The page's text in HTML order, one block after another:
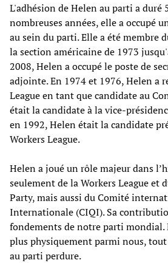
L'adhésion de Helen au parti a duré
nombreuses années, elle a occupé
au sein du parti. Elle a été membre
la section américaine de 1973
2008, Helen a occupé le poste de
adjointe. En 1974 et 1976, Helen a
League en tant que candidate au
était la candidate à la vice-
en 1992, Helen était la candidate
Workers League.
Helen a joué un rôle majeur dans
seulement de la Workers League et
Party, mais aussi du Comité
Internationale (CIQI). Sa
fondements de notre parti mondial.
plus physiquement parmi nous, tout
au parti perdure.